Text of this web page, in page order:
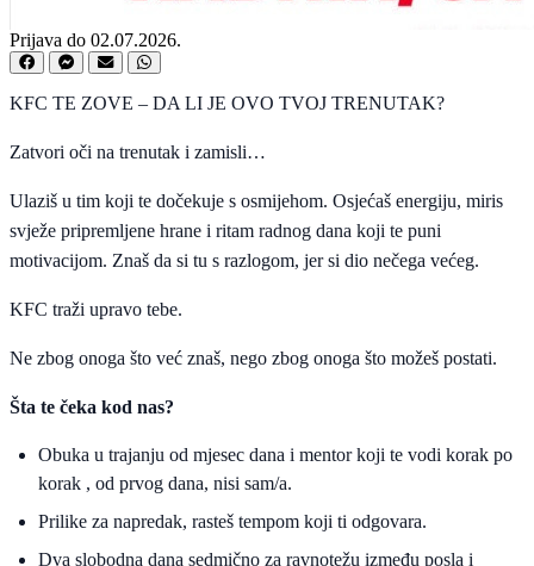
Prijava do 02.07.2026.
KFC TE ZOVE – DA LI JE OVO TVOJ TRENUTAK?
Zatvori oči na trenutak i zamisli…
Ulaziš u tim koji te dočekuje s osmijehom. Osjećaš energiju, miris
svježe pripremljene hrane i ritam radnog dana koji te puni
motivacijom. Znaš da si tu s razlogom, jer si dio nečega većeg.
KFC traži upravo tebe.
Ne zbog onoga što već znaš, nego zbog onoga što možeš postati.
Šta te čeka kod nas?
Obuka u trajanju od mjesec dana i mentor koji te vodi korak po
korak , od prvog dana, nisi sam/a.
Prilike za napredak, rasteš tempom koji ti odgovara.
Dva slobodna dana sedmično za ravnotežu između posla i